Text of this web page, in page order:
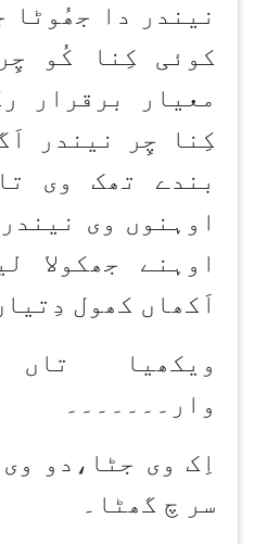
نیندر دا جھُوٹا
کوئی کِنا کُو
معیار برقرار
کِنا چِر نیندر
بندے تھک وی
اوہنوں وی
اوہنے جھکولا
اَکھاں کھول
ویکھیا
وار۔۔۔۔۔۔۔
اِک وی جٹا،دو
سر چ گھٹا۔